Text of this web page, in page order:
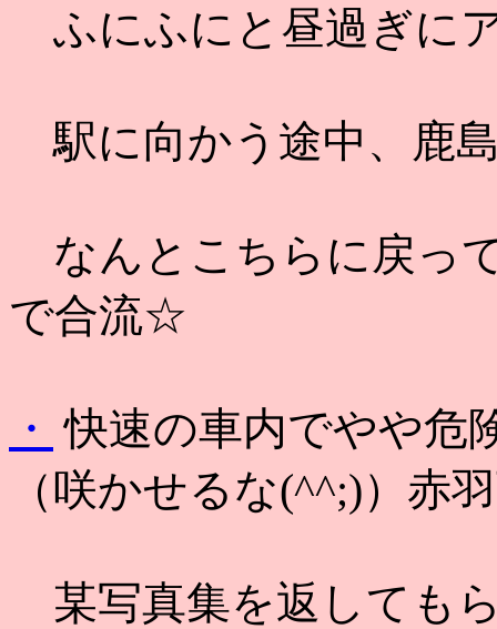
ふにふにと昼過ぎに
駅に向かう途中、鹿
なんとこちらに戻っ
で合流☆
・ 快速の車内でやや危
（咲かせるな(^^;)）赤
某写真集を返しても